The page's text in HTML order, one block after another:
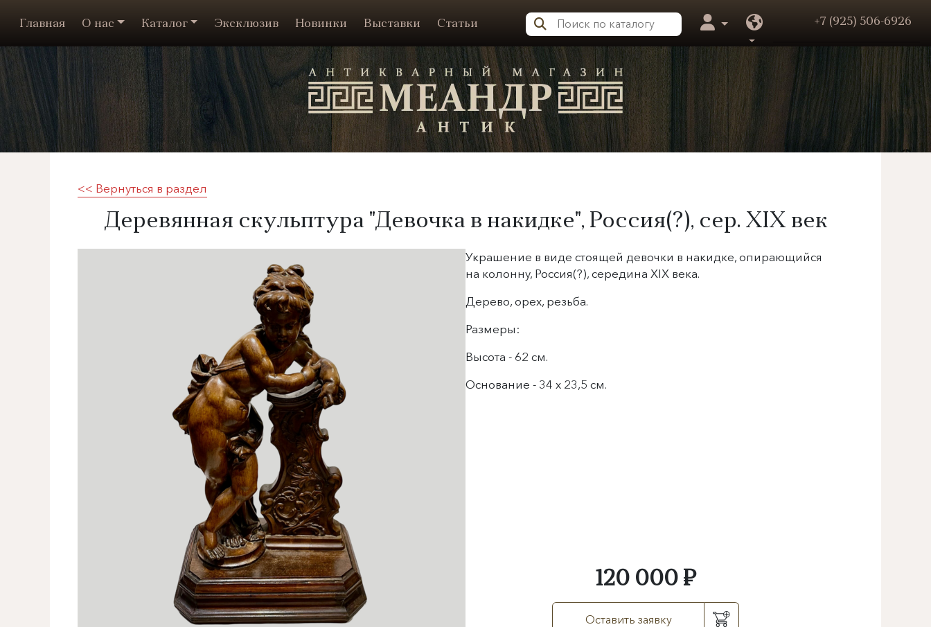
Главная О нас Каталог Эксклюзив Новинки Выставки Статьи +7 (925) 506-6926
Меандр-Антик
<< Вернуться в раздел
Деревянная скульптура "Девочка в накидке", Россия(?), сер. XIX век
Украшение в виде стоящей девочки в накидке, опирающийся
на колонну, Россия(?), середина XIX века.
Дерево, орех, резьба.
Размеры:
Высота - 62 см.
Основание - 34 х 23,5 см.
120 000 ₽
Оставить заявку